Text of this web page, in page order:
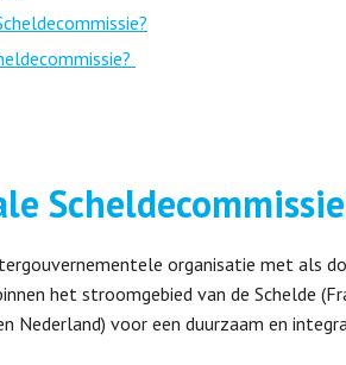
organisatie met als
het stroomgebied van de Schelde
voor een duurzaam en